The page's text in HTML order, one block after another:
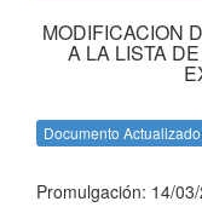
MODIFICACION
A LA LISTA
Documento Actualizado
Promulgación: 14/